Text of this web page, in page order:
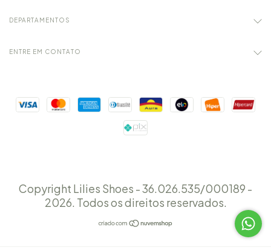
DEPARTAMENTOS
ENTRE EM CONTATO
Copyright Lilies Shoes - 36.026.535/000189 -
2026. Todos os direitos reservados.